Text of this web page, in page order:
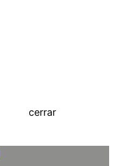
cerrar